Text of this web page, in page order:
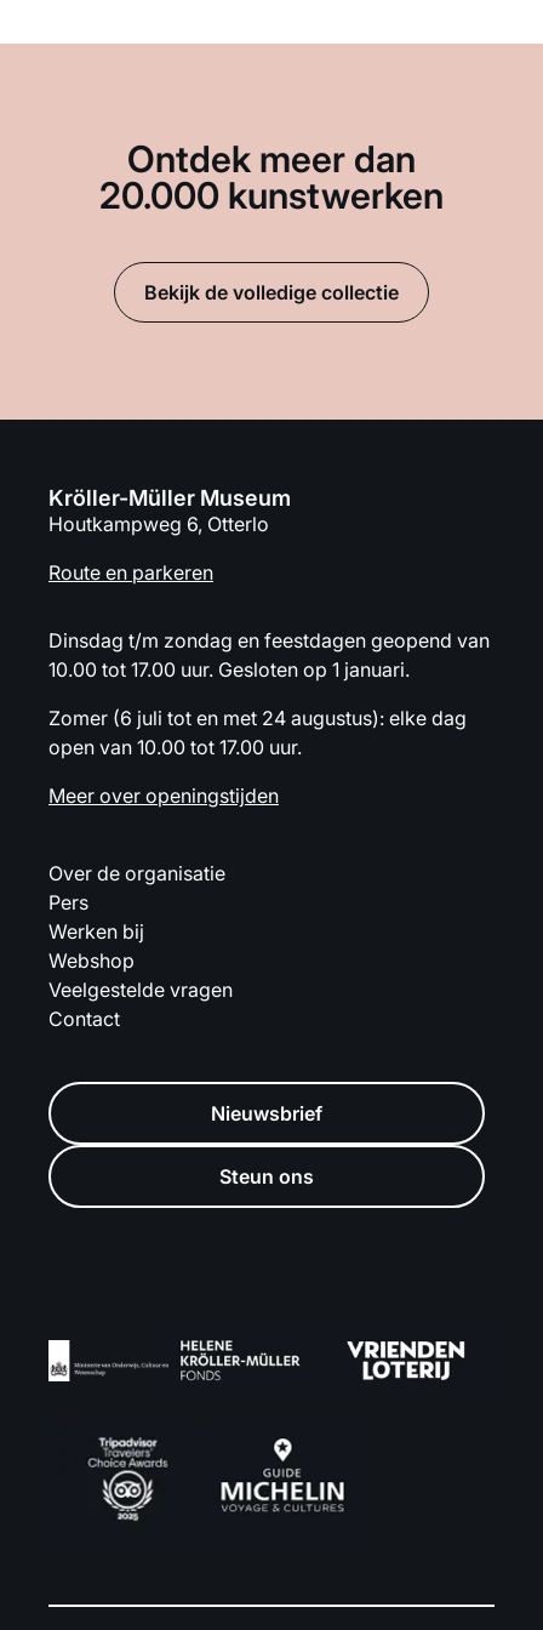
Ontdek meer dan
20.000 kunstwerken
Bekijk de volledige collectie
Kröller-Müller Museum
Houtkampweg 6, Otterlo
Route en parkeren
Dinsdag t/m zondag en feestdagen geopend van
10.00 tot 17.00 uur. Gesloten op 1 januari.
Zomer (6 juli tot en met 24 augustus): elke dag
open van 10.00 tot 17.00 uur.
Meer over openingstijden
Over de organisatie
Pers
Werken bij
Webshop
Veelgestelde vragen
Contact
Nieuwsbrief
Steun ons